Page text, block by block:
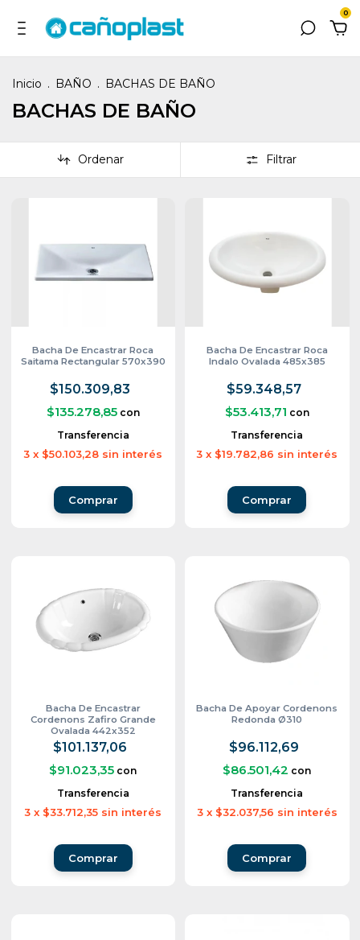
0
Inicio . BAÑO . BACHAS DE BAÑO
BACHAS DE BAÑO
Ordenar Filtrar
Bacha De Encastrar Roca
Saitama Rectangular 570x390
$150.309,83
$135.278,85 con
Transferencia
3 x $50.103,28 sin interés
Bacha De Encastrar Roca
Indalo Ovalada 485x385
$59.348,57
$53.413,71 con
Transferencia
3 x $19.782,86 sin interés
Bacha De Encastrar
Cordenons Zafiro Grande
Ovalada 442x352
$101.137,06
$91.023,35 con
Transferencia
3 x $33.712,35 sin interés
Bacha De Apoyar Cordenons
Redonda Ø310
$96.112,69
$86.501,42 con
Transferencia
3 x $32.037,56 sin interés